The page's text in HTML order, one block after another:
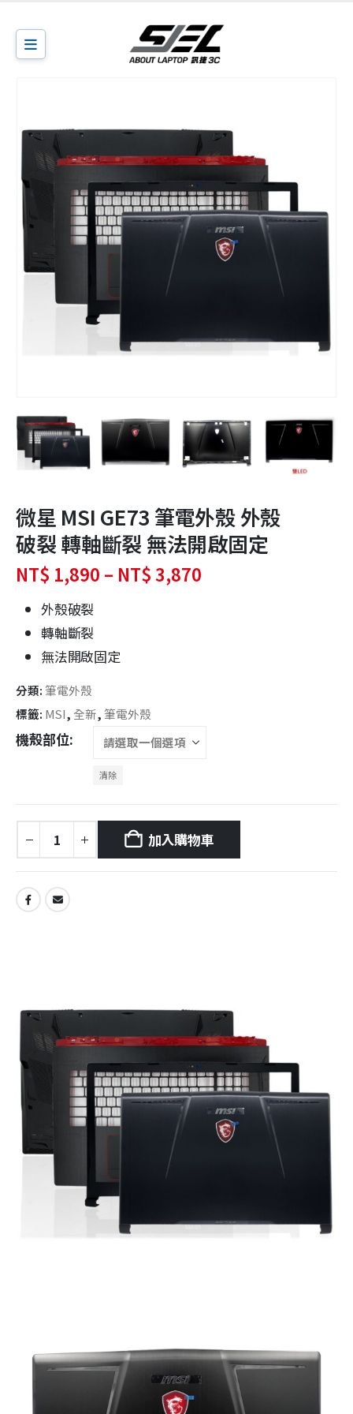
微星 MSI GE73 筆電外殼 外殼
破裂 轉軸斷裂 無法開啟固定
NT$ 1,890 – NT$3,870
外殼破裂
轉軸斷裂
無法開啟固定
分類:筆電外殼
標籤: MSI, 全新,筆電外殼
機殼部位
清除
加入購物車